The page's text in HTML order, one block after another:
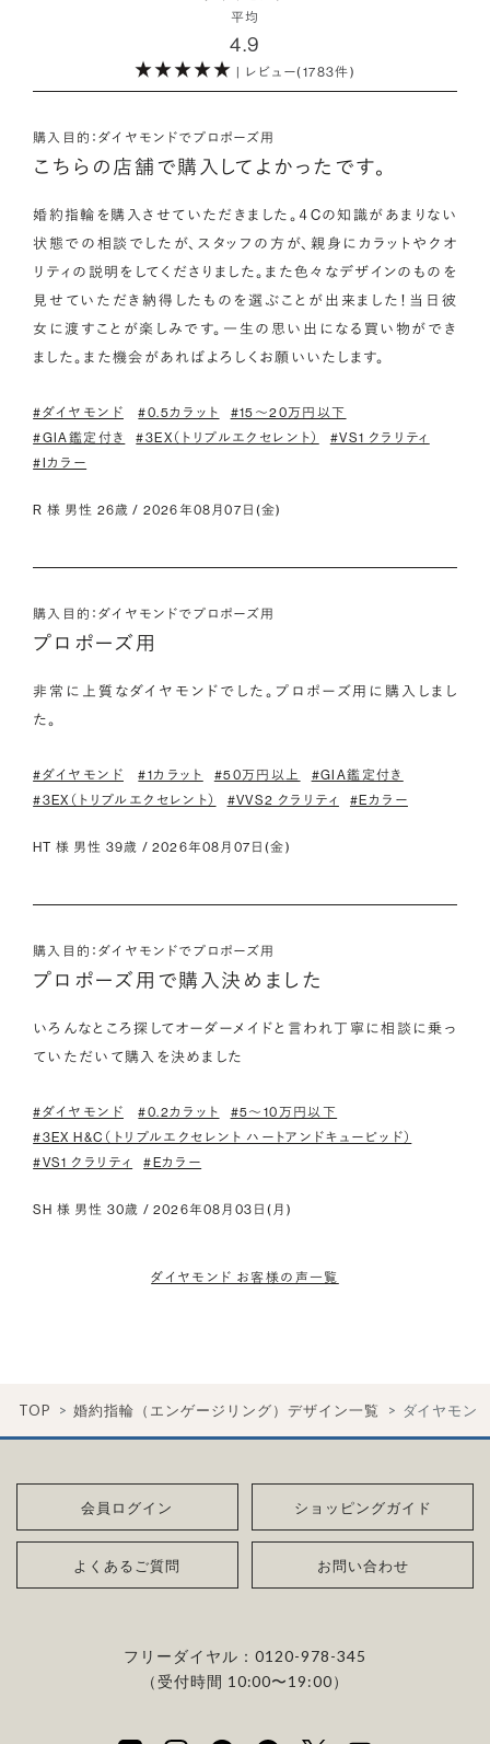
婚約指輪用のすべてのダイヤモンドに、国内外の信頼性の高い
鑑定機関が発行した鑑定書が付き、品質が保証されます。
婚約指輪にさらなる華やかさを添える小ぶりなダイヤモンドも、
一般的にブライダルで使われる品質以上のもののみを厳選して
わたしたちのダイヤモンドについて
級の水準を求める方もいらっしゃれば、予算を最大限にいかす
ためにカラットなど特定の品質に重点を置き選びたい方もいら
っしゃいます。ブランドや店舗で扱っているダイヤモンドの品質
いることで、より満足度の高い決断ができるはずです。
ただ売れ筋をおすすめするのではなく、ご自身の希望やニーズ
を踏まえて最適な提案をしてくれる店舗を選べると、心から納得
できるダイヤモンド選びにつながります。
また海底ダイヤモンドには品質鑑定書とは別に、ダイヤモンド
の採取場所が記載された独自の証明書が付属します。
詳しくはこちら
平均
4.9
| レビュー(1783件)
購入目的：ダイヤモンドでプロポーズ用
こちらの店舗で購入してよかったです。
婚約指輪を購入させていただきました。４Cの知識があまりない
状態での相談でしたが、スタッフの方が、親身にカラットやクオ
リティの説明をしてくださりました。また色々なデザインのものを
見せていただき納得したものを選ぶことが出来ました！当日彼
女に渡すことが楽しみです。一生の思い出になる買い物ができ
ました。また機会があればよろしくお願いいたします。
#ダイヤモンド #0.5カラット
#15〜20万円以下
#GIA鑑定付き
#3EX（トリプルエクセレント）
#VS1 クラリティ
#Iカラー
R 様 男性 26歳 / 2026年08月07日(金)
購入目的：ダイヤモンドでプロポーズ用
プロポーズ用
非常に上質なダイヤモンドでした。プロポーズ用に購入しまし
た。
#ダイヤモンド #1カラット #50万円以上
#GIA鑑定付き
#3EX（トリプルエクセレント）
#VVS2 クラリティ #Eカラー
HT 様 男性 39歳 / 2026年08月07日(金)
購入目的：ダイヤモンドでプロポーズ用
プロポーズ用で購入決めました
いろんなところ探してオーダーメイドと言われ丁寧に相談に乗っ
ていただいて購入を決めました
#ダイヤモンド #0.2カラット
#5〜10万円以下
#3EX H&C（トリプルエクセレント ハートアンドキューピッド）
#VS1 クラリティ
#Eカラー
SH 様 男性 30歳 / 2026年08月03日(月)
ダイヤモンド お客様の声一覧
TOP 婚約指輪（エンゲージリング）デザイン一覧 ダイヤモン
会員ログイン ショッピングガイド
よくあるご質問 お問い合わせ
フリーダイヤル：0120-978-345
（受付時間 10:00〜19:00）